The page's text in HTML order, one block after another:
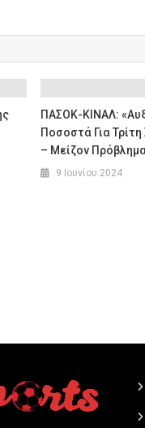
ΠΑΣΟΚ-ΚΙΝΑΛ:
Ποσοστά Για
– Μείζον
9 Ιουνίου 2024